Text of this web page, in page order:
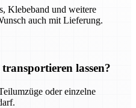
Klebeband und weitere
auch mit Lieferung.
lassen?
oder einzelne